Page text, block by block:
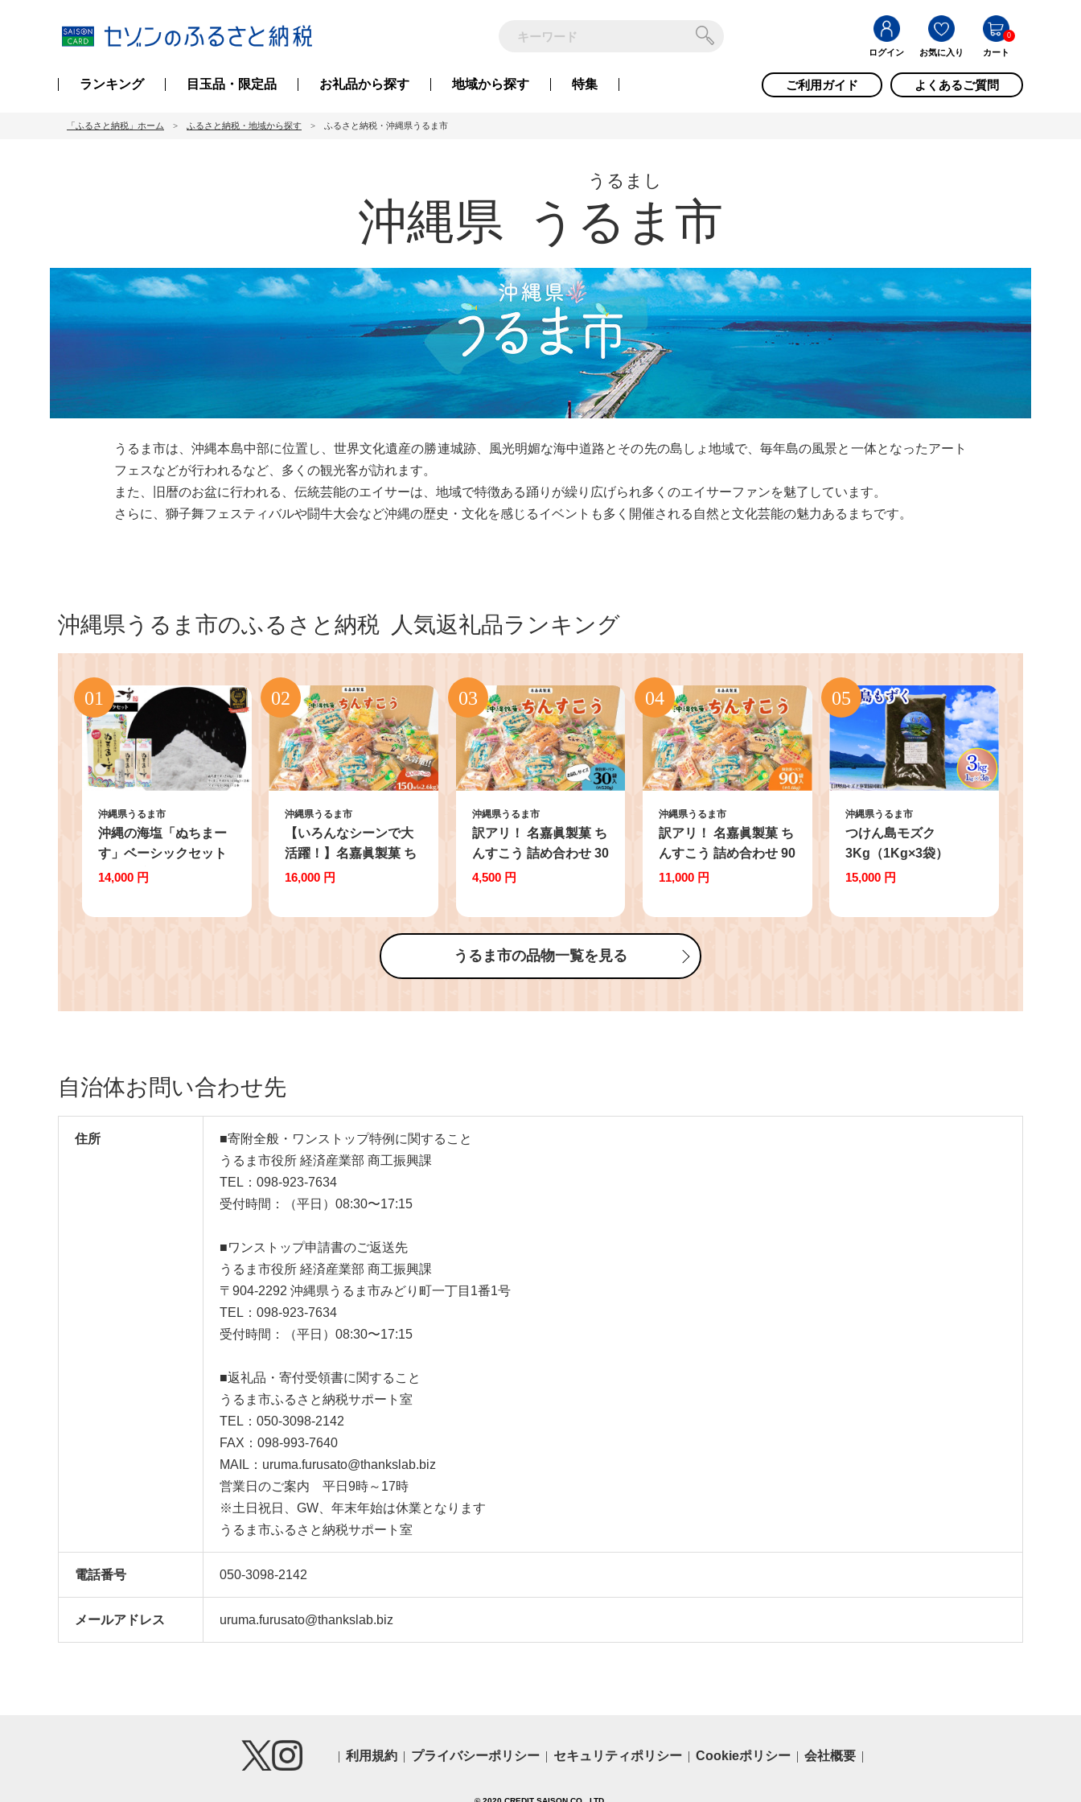
ログイン お気に入り カート
0
ランキング 目玉品・限定品 お礼品から探す 地域から探す 特集 ご利用ガイド よくあるご質問
「ふるさと納税」ホーム ふるさと納税・地域から探す ふるさと納税・沖縄県うるま市
沖縄県 うるま市
うるまし
うるま市は、沖縄本島中部に位置し、世界文化遺産の勝連城跡、風光明媚な海中道路とその先の島しょ地域で、毎年島の風景と一体となったアート
フェスなどが行われるなど、多くの観光客が訪れます。
また、旧暦のお盆に行われる、伝統芸能のエイサーは、地域で特徴ある踊りが繰り広げられ多くのエイサーファンを魅了しています。
さらに、獅子舞フェスティバルや闘牛大会など沖縄の歴史・文化を感じるイベントも多く開催される自然と文化芸能の魅力あるまちです。
沖縄県うるま市のふるさと納税 人気返礼品ランキング
沖縄県うるま市
沖縄の海塩「ぬちまー
す」ベーシックセット
食塩 塩 調味料 ぬちま
14,000 円
沖縄県うるま市
【いろんなシーンで大
活躍！】名嘉眞製菓 ち
んすこう 個包装 150袋
うるま市 焼き菓子 お菓
子 クッキー 昔ながらの
人気 お土産 大容量 サ
16,000 円
沖縄県うるま市
訳アリ！ 名嘉眞製菓 ち
んすこう 詰め合わせ 30
袋入り【メール便】 沖
せ ギフト おすすめ 人
気 訳あり わけあり応援
4,500 円
沖縄県うるま市
訳アリ！ 名嘉眞製菓 ち
んすこう 詰め合わせ 90
袋入り 【箱詰め】 沖縄
おすすめ 人気 訳あり
わけあり応援 お菓子 焼
き菓子 クッキー スイー
11,000 円
沖縄県うるま市
つけん島モズク
3Kg（1Kg×3袋）
15,000 円
うるま市の品物一覧を見る
自治体お問い合わせ先
住所
■寄附全般・ワンストップ特例に関すること
うるま市役所 経済産業部 商工振興課
TEL：098-923-7634
受付時間：（平日）08:30〜17:15
■ワンストップ申請書のご返送先
うるま市役所 経済産業部 商工振興課
〒904-2292 沖縄県うるま市みどり町一丁目1番1号
TEL：098-923-7634
受付時間：（平日）08:30〜17:15
■返礼品・寄付受領書に関すること
うるま市ふるさと納税サポート室
TEL：050-3098-2142
FAX：098-993-7640
MAIL：uruma.furusato@thankslab.biz
営業日のご案内 平日9時～17時
※土日祝日、GW、年末年始は休業となります
うるま市ふるさと納税サポート室
電話番号 050-3098-2142
メールアドレス uruma.furusato@thankslab.biz
利用規約 プライバシーポリシー セキュリティポリシー Cookieポリシー 会社概要